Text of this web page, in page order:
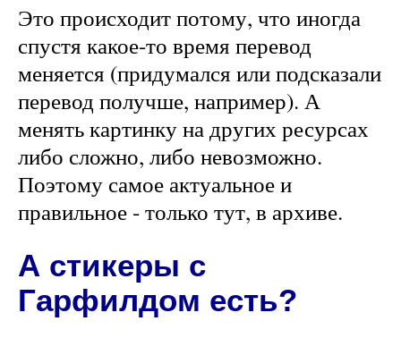
Это происходит потому, что иногда
спустя какое-то время перевод
меняется (придумался или подсказали
перевод получше, например). А
менять картинку на других ресурсах
либо сложно, либо невозможно.
Поэтому самое актуальное и
правильное - только тут, в архиве.
А стикеры с
Гарфилдом есть?